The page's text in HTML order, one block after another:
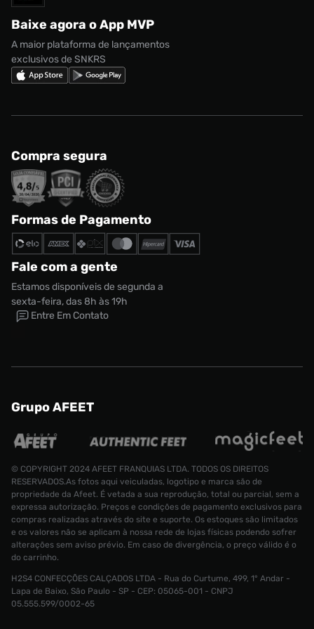
Nike Shox
Regulamento CRM/ CASHBACK
Regulamento Cupom
Baixe agora o App MVP
A maior plataforma de lançamentos
exclusivos de SNKRS
Compra segura
Formas de Pagamento
Fale com a gente
Estamos disponíveis de segunda a
sexta-feira, das 8h às 19h
Entre Em Contato
Grupo AFEET
© COPYRIGHT 2024 AFEET FRANQUIAS LTDA. TODOS OS DIREITOS
RESERVADOS.As fotos aqui veiculadas, logotipo e marca são de
propriedade da Afeet. É vetada a sua reprodução, total ou parcial, sem a
expressa autorização. Preços e condições de pagamento exclusivos para
compras realizadas através do site e suporte. Os estoques são limitados
e os valores não se aplicam à nossa rede de lojas físicas podendo sofrer
alterações sem aviso prévio. Em caso de divergência, o preço válido é o
do carrinho.
H2S4 CONFECÇÕES CALÇADOS LTDA - Rua do Curtume, 499, 1° Andar -
Lapa de Baixo, São Paulo - SP - CEP: 05065-001 - CNPJ
05.555.599/0002-65